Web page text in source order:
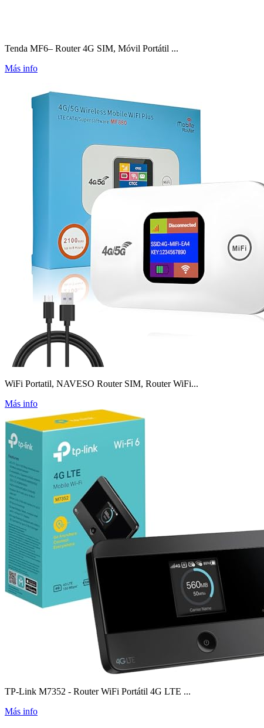
Tenda MF6– Router 4G SIM, Móvil Portátil ...
Más info
WiFi Portatil, NAVESO Router SIM, Router WiFi...
Más info
TP-Link M7352 - Router WiFi Portátil 4G LTE ...
Más info